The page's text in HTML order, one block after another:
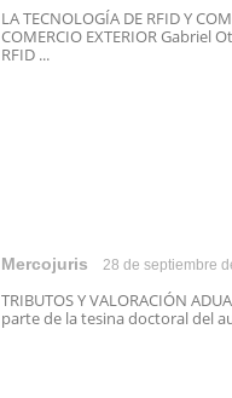
LA TECNOLOGÍA DE RFID Y
COMERCIO EXTERIOR Gabriel
RFID ...
Mercojuris 28 de septiembre
TRIBUTOS Y VALORACIÓN
parte de la tesina doctoral del